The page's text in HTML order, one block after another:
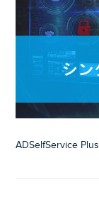
ADSelfService Plus